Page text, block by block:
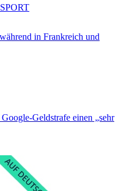
in Frankreich und
Geldstrafe einen „sehr